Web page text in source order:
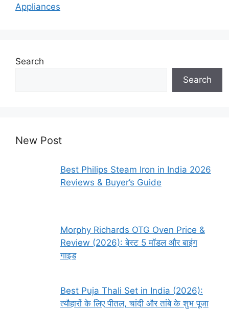
Appliances
Search
Search
New Post
Best Philips Steam Iron in India 2026
Reviews & Buyer’s Guide
Morphy Richards OTG Oven Price &
Review (2026): बेस्ट 5 मॉडल और बाइंग
गाइड
Best Puja Thali Set in India (2026):
त्यौहारों के लिए पीतल, चांदी और तांबे के शुभ पूजा